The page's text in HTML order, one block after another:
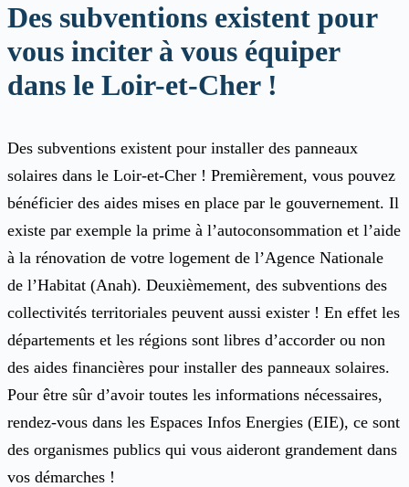
Des subventions existent pour
vous inciter à vous équiper
dans le Loir-et-Cher !
Des subventions existent pour installer des panneaux
solaires dans le Loir-et-Cher ! Premièrement, vous pouvez
bénéficier des aides mises en place par le gouvernement. Il
existe par exemple la prime à l’autoconsommation et l’aide
à la rénovation de votre logement de l’Agence Nationale
de l’Habitat (Anah). Deuxièmement, des subventions des
collectivités territoriales peuvent aussi exister ! En effet les
départements et les régions sont libres d’accorder ou non
des aides financières pour installer des panneaux solaires.
Pour être sûr d’avoir toutes les informations nécessaires,
rendez-vous dans les Espaces Infos Energies (EIE), ce sont
des organismes publics qui vous aideront grandement dans
vos démarches !